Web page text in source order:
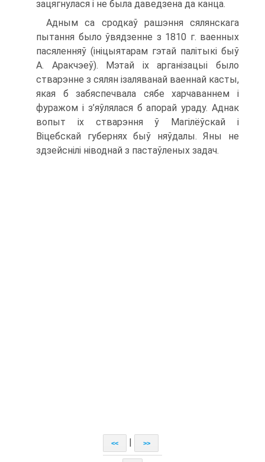
зацягнулася і не была даведзена да канца.
Адным са сродкаў рашэння сялянскага
пытання было ўвядзенне з 1810 г. ваенных
пасяленняў (ініцыятарам гэтай палітыкі быў
А. Аракчэеў). Мэтай іх арганізацыі было
стварэнне з сялян ізаляванай ваеннай касты,
якая б забяспечвала сябе харчаваннем і
фуражом і з’яўлялася б апорай ураду. Аднак
вопыт іх стварэння ў Магілёўскай і
Віцебскай губернях быў няўдалы. Яны не
здзейснілі ніводнай з пастаўленых задач.
<< >>